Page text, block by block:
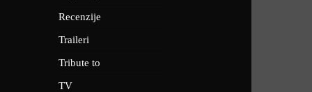
Recenzije
Traileri
Tribute to
TV